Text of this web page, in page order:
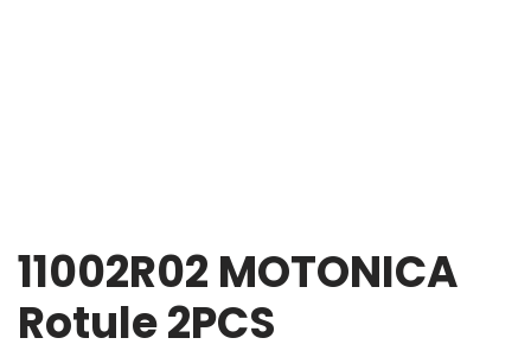
11002R02 MOTONICA
Rotule 2PCS